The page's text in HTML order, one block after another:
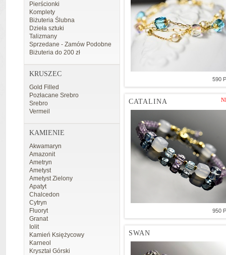
Pierścionki
Komplety
Biżuteria Ślubna
Dzieła sztuki
Talizmany
Sprzedane - Zamów Podobne
Biżuteria do 200 zł
KRUSZEC
Gold Filled
Pozłacane Srebro
Srebro
Vermeil
KAMIENIE
Akwamaryn
Amazonit
Ametryn
Ametyst
Ametyst Zielony
Apatyt
Chalcedon
Cytryn
Fluoryt
Granat
Iolit
Kamień Księżycowy
Karneol
Kryształ Górski
590
CATALINA
950
SWAN